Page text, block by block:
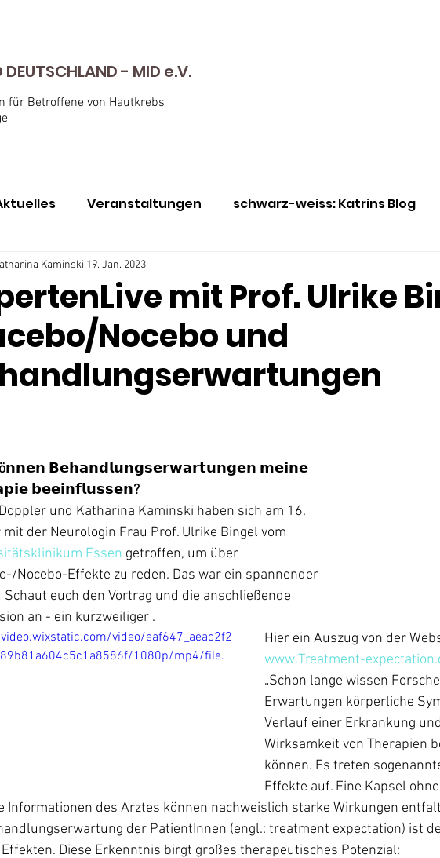
DEUTSCHLAND - MID e.V.
für Betroffene von Hautkrebs
Veranstaltungen schwarz-weiss: Katrins Blog
von Betroffenen Awareness Monat Mai
Hautkrebs-Screening Julie vs Bill
mit Prof. Ulrike
Nocebo und
Kaminski 19. Jan. 2023
𝗕𝗲𝗵𝗮𝗻𝗱𝗹𝘂𝗻𝗴𝘀𝗲𝗿𝘄𝗮𝗿𝘁𝘂𝗻𝗴𝗲𝗻 𝗺𝗲𝗶𝗻𝗲
𝗯𝗲𝗲𝗶𝗻𝗳𝗹𝘂𝘀𝘀𝗲𝗻?
und Katharina Kaminski haben sich am 16.
mit der Neurologin Frau Prof. Ulrike Bingel vom
Essen getroffen, um über
Nocebo-Effekte zu reden. Das war ein spannender
Schaut euch den Vortrag und die anschließende
an - ein kurzweiliger .
video/eaf647_aeac2f2
1080p/mp4/file.
Hier ein Auszug von der
www.Treatment-
„Schon lange wissen
Erwartungen körperliche
Verlauf einer Erkrankung
Wirksamkeit von Therapien
können. Es treten
Effekte auf. Eine Kapsel
Informationen des Arztes können nachweislich starke Wirkungen
der PatientInnen (engl.: treatment expectation) ist
Diese Erkenntnis birgt großes therapeutisches Potenzial: